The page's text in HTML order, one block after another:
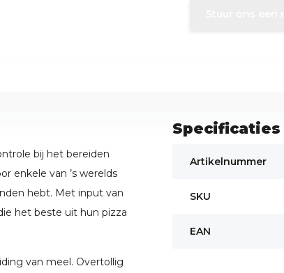
bij het bereiden
enkele van ’s werelds
hebt. Met input van
het beste uit hun pizza
van meel. Overtollig
Specificaties
Artikelnummer
SKU
EAN